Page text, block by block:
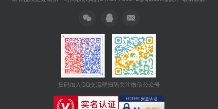
扫码加入QQ交流群扫码关注微信公众号